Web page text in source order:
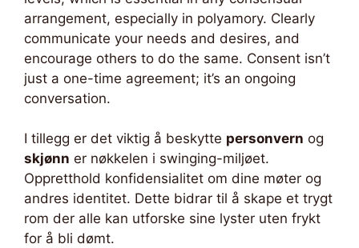
arrangement, especially in polyamory. Clearly
communicate your needs and desires, and
encourage others to do the same. Consent isn’t
just a one-time agreement; it’s an ongoing
conversation.
I tillegg er det viktig å beskytte personvern og
skjønn er nøkkelen i swinging-miljøet.
Oppretthold konfidensialitet om dine møter og
andres identitet. Dette bidrar til å skape et trygt
rom der alle kan utforske sine lyster uten frykt
for å bli dømt.